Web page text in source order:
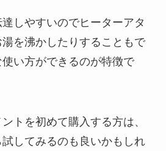
しやすいのでヒーターアタ
を沸かしたりすることもで
い方ができるのが特徴で
トを初めて購入する方は、
してみるのも良いかもしれ